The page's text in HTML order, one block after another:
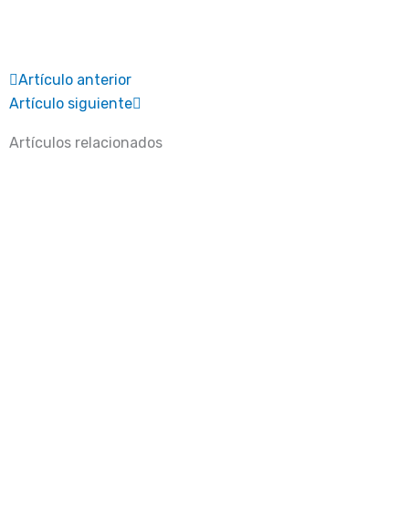
Prev
Artículo anterior
Artículo siguiente
Artículos relacionados